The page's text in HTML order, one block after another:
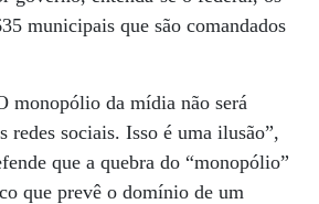
municipais que são comandados
monopólio da mídia não será
redes sociais. Isso é uma ilusão”,
que a quebra do “monopólio”
que prevê o domínio de um